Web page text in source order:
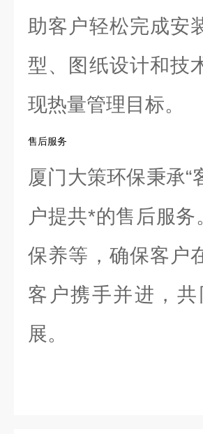
助客户轻松完成安
型、图纸设计和技
现热量管理目标。
售后服务
厦门大策环保秉承
户提共*的售后服
保养等，确保客户
客户携手并进，
展。